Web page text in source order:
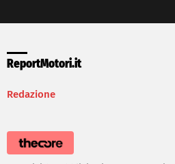
ReportMotori.it
Redazione